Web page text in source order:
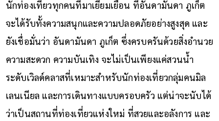
นักท่องเที่ยวทุกคนที่มาเยี่ยมเยือน ที่อันดามันดา ภูเก็ต
จะได้รับทั้งความสนุกและความปลอดภัยอย่างสูงสุด และ
ยังเชื่อมั่นว่า อันดามันดา ภูเก็ต ซึ่งครบครันด้วยสิ่งอำนวย
ความสะดวก ความบันเทิง จะไม่เป็นเพียงแค่สวนน้ำ
ระดับเวิลด์คลาสที่เหมาะสำหรับนักท่องเที่ยวกลุ่มคนมิล
เลนเนียล และการเดินทางแบบครอบครัว แต่น่าจะนับได้
ว่าเป็นสถานที่ท่องเที่ยวแห่งใหม่ ที่สวยและอลังการ และ